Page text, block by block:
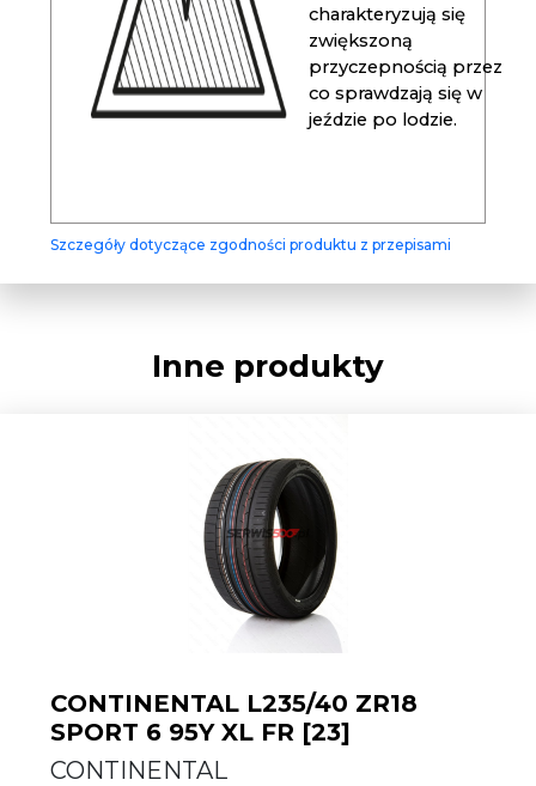
charakteryzują się
zwiększoną
przyczepnością przez
co sprawdzają się w
jeździe po lodzie.
Szczegóły dotyczące zgodności produktu z przepisami
Inne produkty
CONTINENTAL L235/40 ZR18
SPORT 6 95Y XL FR [23]
CONTINENTAL